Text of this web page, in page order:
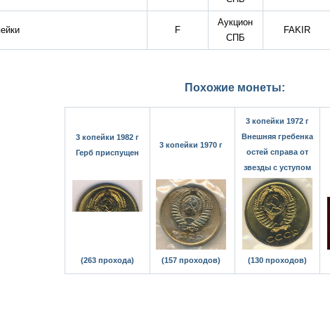
F
Аукцион
СПБ
FAKIR
Похожие монеты:
3 копейки 1982 г
Герб приспущен
(263 прохода)
3 копейки 1970 г
(157 проходов)
3 копейки 1972 г
Внешняя гребенка
остей справа от
звезды с уступом
(130 проходов)